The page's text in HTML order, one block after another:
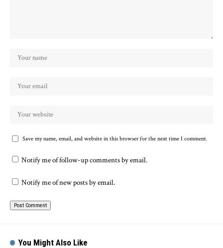
Save my name, email, and website in this browser for the next time I comment.
Notify me of follow-up comments by email.
Notify me of new posts by email.
You Might Also Like